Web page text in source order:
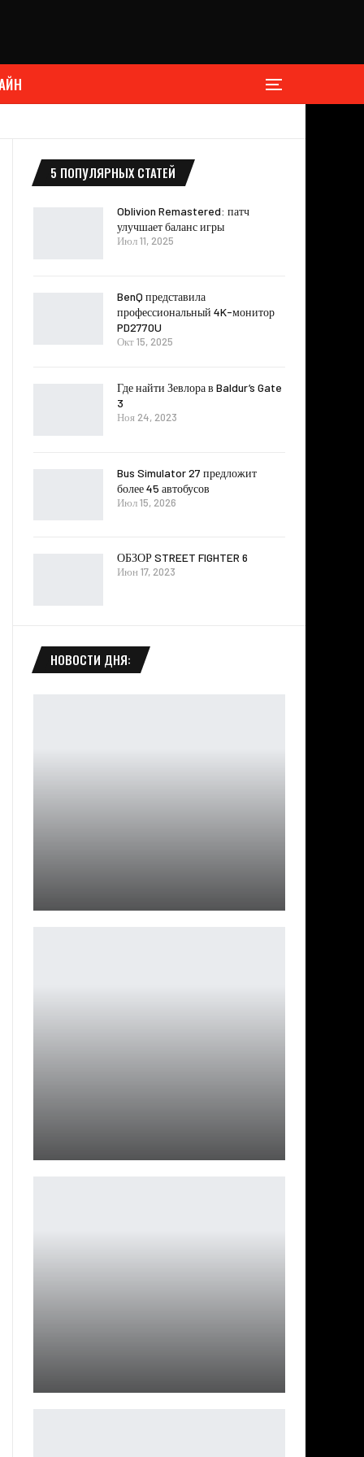
5 ПОПУЛЯРНЫХ СТАТЕЙ
Oblivion Remastered: патч
улучшает баланс игры
Июл 11, 2025
BenQ представила
профессиональный 4K-монитор
PD2770U
Окт 15, 2025
Где найти Зевлора в Baldur’s Gate
3
Ноя 24, 2023
Bus Simulator 27 предложит
более 45 автобусов
Июл 15, 2026
ОБЗОР STREET FIGHTER 6
Июн 17, 2023
НОВОСТИ ДНЯ: